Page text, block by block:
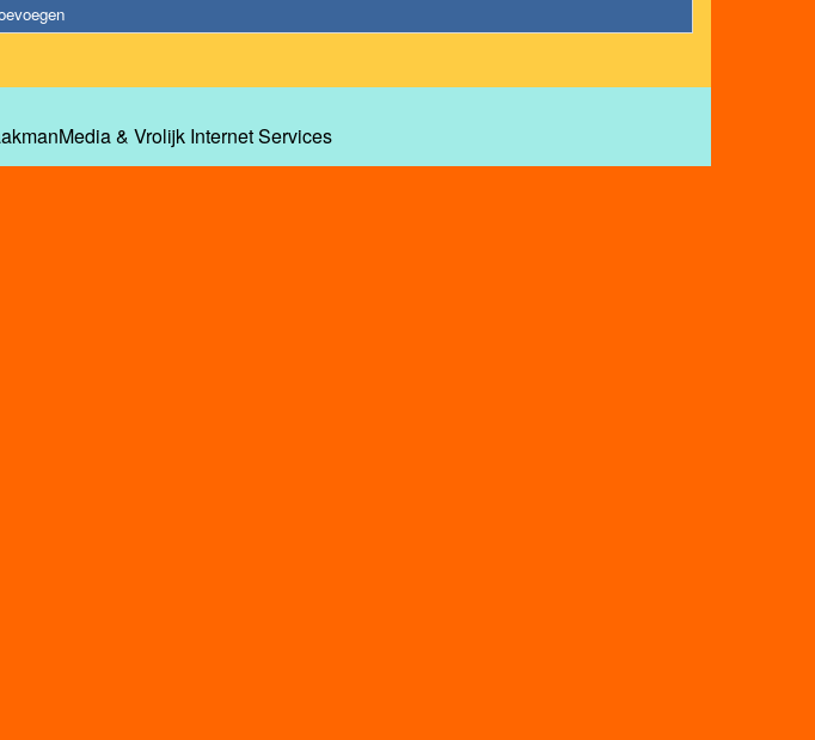
& Vrolijk Internet Services